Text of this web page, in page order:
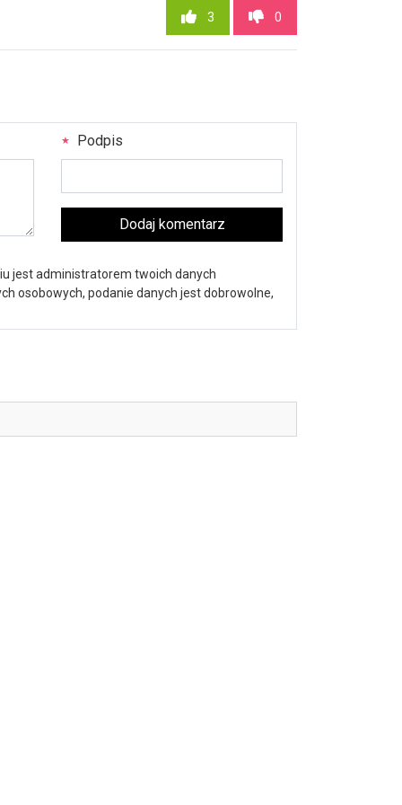
3 0
Podpis
Dodaj komentarz
jest administratorem twoich danych
osobowych, podanie danych jest dobrowolne,